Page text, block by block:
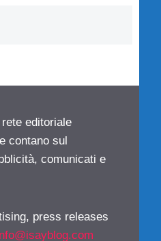
editoriale
contano sul
comunicati e
press releases